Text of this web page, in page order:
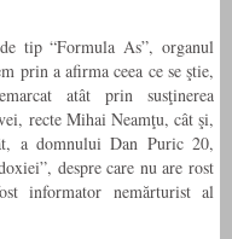
tip “Formula As”, organul
prin a afirma ceea ce se ştie,
atât prin susţinerea
recte Mihai Neamţu, cât şi,
a domnului Dan Puric 20,
despre care nu are rost
informator nemărturist al